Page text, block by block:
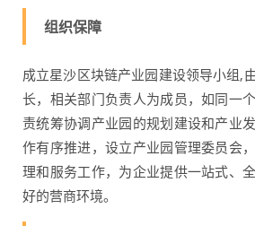
组织保障
成立星沙区块链产业园建设领导小组,
长，相关部门负责人为成员，如同一
责统筹协调产业园的规划建设和产业
作有序推进，设立产业园管理委员会
理和服务工作，为企业提供一站式、
好的营商环境。